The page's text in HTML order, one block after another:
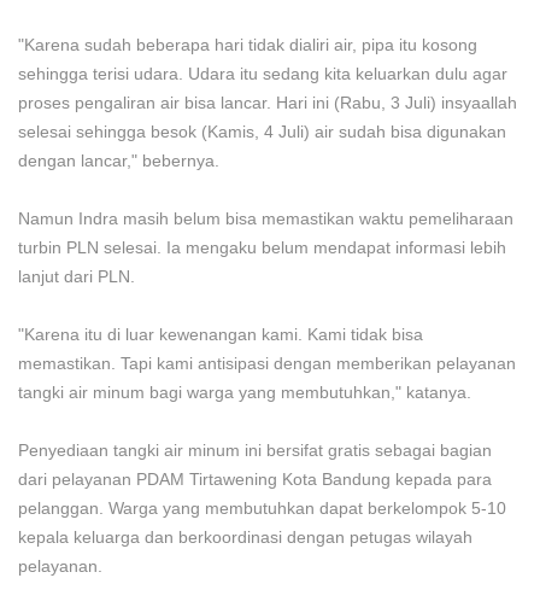
"Karena sudah beberapa hari tidak dialiri air, pipa itu kosong
sehingga terisi udara. Udara itu sedang kita keluarkan dulu agar
proses pengaliran air bisa lancar. Hari ini (Rabu, 3 Juli) insyaallah
selesai sehingga besok (Kamis, 4 Juli) air sudah bisa digunakan
dengan lancar," bebernya.
Namun Indra masih belum bisa memastikan waktu pemeliharaan
turbin PLN selesai. Ia mengaku belum mendapat informasi lebih
lanjut dari PLN.
"Karena itu di luar kewenangan kami. Kami tidak bisa
memastikan. Tapi kami antisipasi dengan memberikan pelayanan
tangki air minum bagi warga yang membutuhkan," katanya.
Penyediaan tangki air minum ini bersifat gratis sebagai bagian
dari pelayanan PDAM Tirtawening Kota Bandung kepada para
pelanggan. Warga yang membutuhkan dapat berkelompok 5-10
kepala keluarga dan berkoordinasi dengan petugas wilayah
pelayanan.